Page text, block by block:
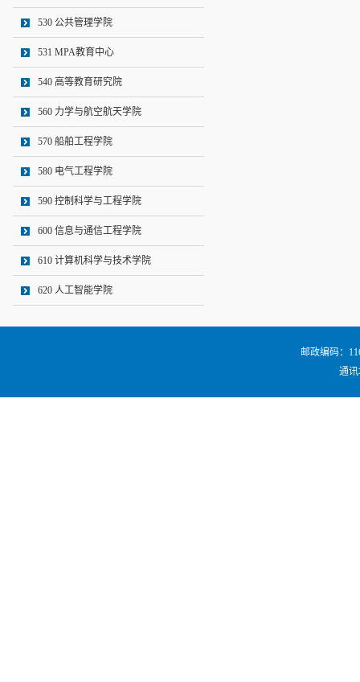
530 公共管理学院
531 MPA教育中心
540 高等教育研究院
560 力学与航空航天学院
570 船舶工程学院
580 电气工程学院
590 控制科学与工程学院
600 信息与通信工程学院
610 计算机科学与技术学院
620 人工智能学院
邮政编码：
通